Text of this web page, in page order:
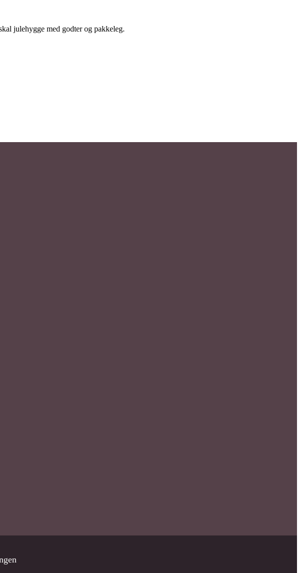
julehygge med godter og pakkeleg.